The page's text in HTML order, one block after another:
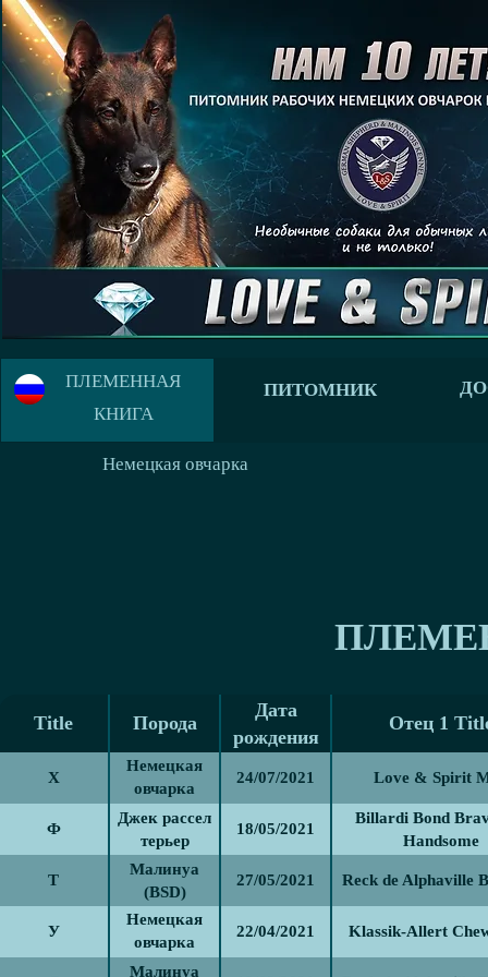
ПЛЕМЕННАЯ
КНИГА
ПИТОМНИК
Немецкая овчарка
Title Порода
Дата
рождения
Отец 1
Х
Немецкая
овчарка
24/07/2021 Love & Spirit
Ф
Джек рассел
терьер
18/05/2021
Billardi Bond
Handsome
Т
Малинуа
(BSD)
27/05/2021 Reck de Alphaville
У
Немецкая
овчарка
(GSD)
22/04/2021 Klassik-Allert
Малинуа